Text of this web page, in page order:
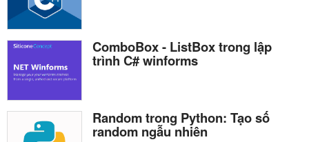
ComboBox - ListBox trong lập
trình C# winforms
Random trong Python: Tạo số
random ngẫu nhiên